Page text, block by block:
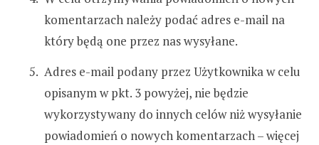
komentarzach należy podać adres e-mail na
który będą one przez nas wysyłane.
Adres e-mail podany przez Użytkownika w celu
opisanym w pkt. 3 powyżej, nie będzie
wykorzystywany do innych celów niż wysyłanie
powiadomień o nowych komentarzach – więcej